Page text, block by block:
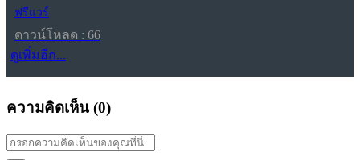
ฟรีแวร์
ดาวน์โหลด : 66
ดูเพิ่มอีก...
ความคิดเห็น (0)